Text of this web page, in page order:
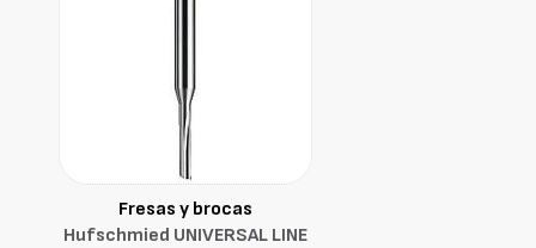
Fresas y brocas
Hufschmied UNIVERSAL LINE